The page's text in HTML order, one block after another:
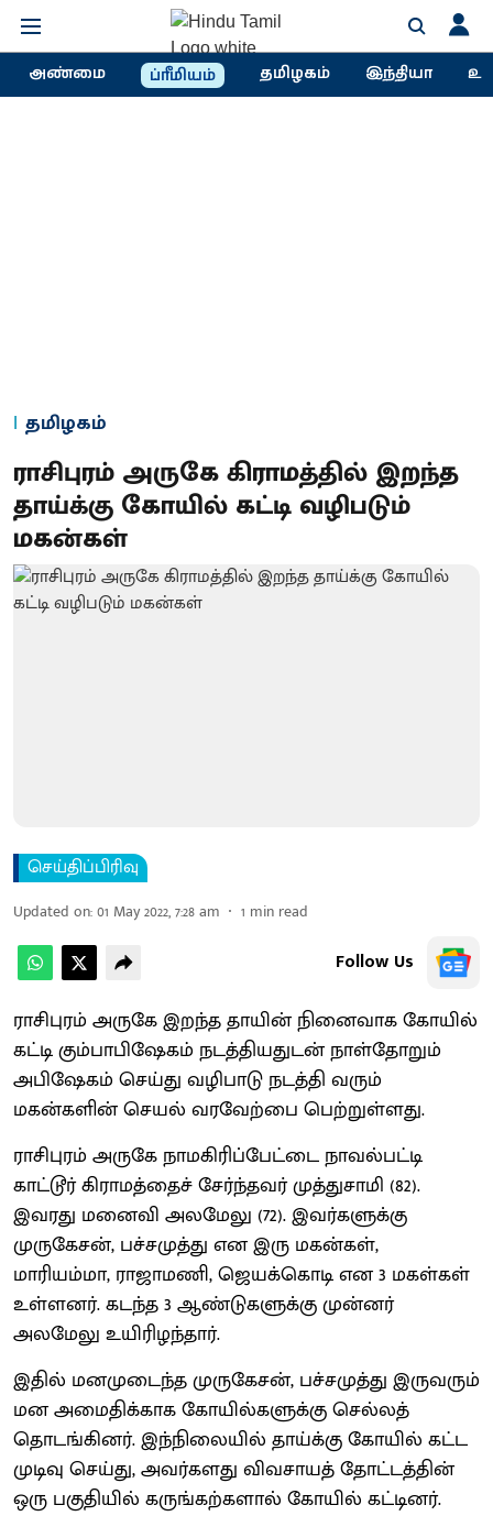
அண்மை ப்ரீமியம் தமிழகம் இந்தியா
தமிழகம்
ராசிபுரம் அருகே கிராமத்தில் இறந்த
தாய்க்கு கோயில் கட்டி வழிபடும்
மகன்கள்
செய்திப்பிரிவு
Updated on:01 May 2022, 7:28 am 1 min read
Follow Us
ராசிபுரம் அருகே இறந்த தாயின் நினைவாக கோயில்
கட்டி கும்பாபிஷேகம் நடத்தியதுடன் நாள்தோறும்
அபிஷேகம் செய்து வழிபாடு நடத்தி வரும்
மகன்களின் செயல் வரவேற்பை பெற்றுள்ளது.
ராசிபுரம் அருகே நாமகிரிப்பேட்டை நாவல்பட்டி
காட்டூர் கிராமத்தைச் சேர்ந்தவர் முத்துசாமி (82).
இவரது மனைவி அலமேலு (72). இவர்களுக்கு
முருகேசன், பச்சமுத்து என இரு மகன்கள்,
மாரியம்மா, ராஜாமணி, ஜெயக்கொடி என 3 மகள்கள்
உள்ளனர். கடந்த 3 ஆண்டுகளுக்கு முன்னர்
அலமேலு உயிரிழந்தார்.
இதில் மனமுடைந்த முருகேசன், பச்சமுத்து இருவரும்
மன அமைதிக்காக கோயில்களுக்கு செல்லத்
தொடங்கினர். இந்நிலையில் தாய்க்கு கோயில் கட்ட
முடிவு செய்து, அவர்களது விவசாயத் தோட்டத்தின்
ஒரு பகுதியில் கருங்கற்களால் கோயில் கட்டினர்.